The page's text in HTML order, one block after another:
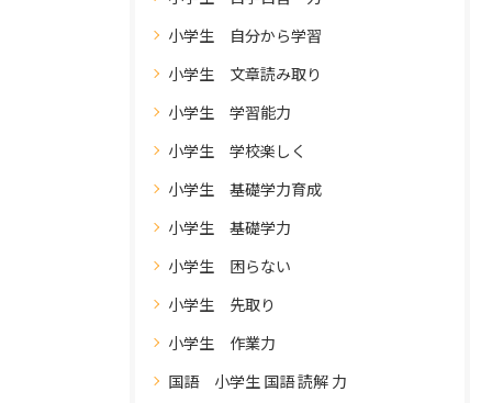
小学生 自分から学習
小学生 文章読み取り
小学生 学習能力
小学生 学校楽しく
小学生 基礎学力育成
小学生 基礎学力
小学生 困らない
小学生 先取り
小学生 作業力
国語 小学生 国語 読解 力